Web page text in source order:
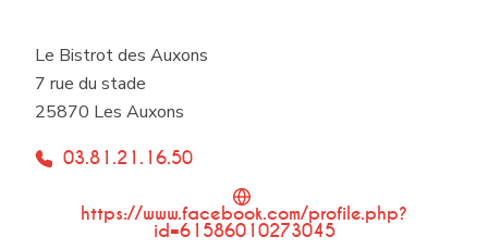
Le Bistrot des Auxons
7 rue du stade
25870 Les Auxons
03.81.21.16.50
https://www.facebook.com/profile.php?
id=61586010273045